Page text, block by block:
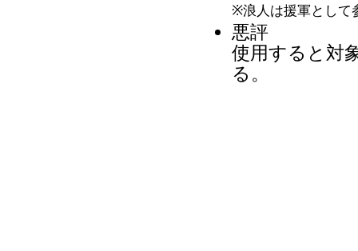
※浪人は援軍として
悪評
使用すると対
る。